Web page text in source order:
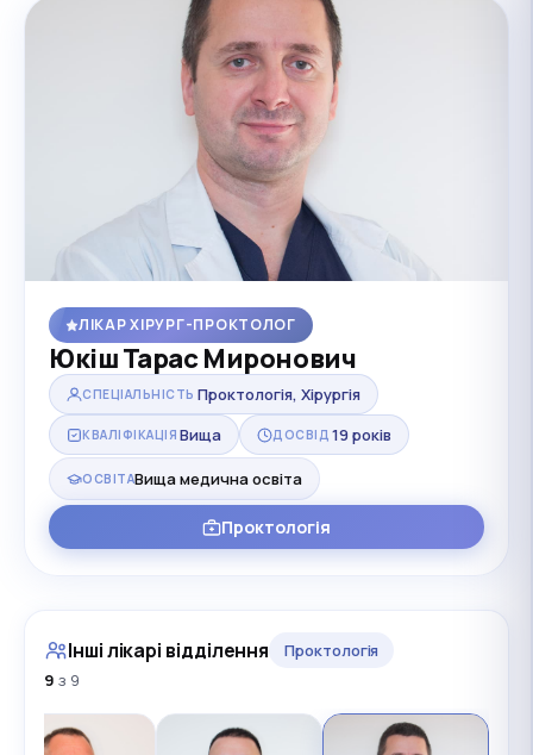
ЛІКАР ХІРУРГ-ПРОКТОЛОГ
Юкіш Тарас Миронович
СПЕЦІАЛЬНІСТЬ Проктологія, Хірургія
КВАЛІФІКАЦІЯ Вища ДОСВІД 19 років
ОСВІТАВища медична освіта
Проктологія
Інші лікарі відділення
Проктологія
9 з 9